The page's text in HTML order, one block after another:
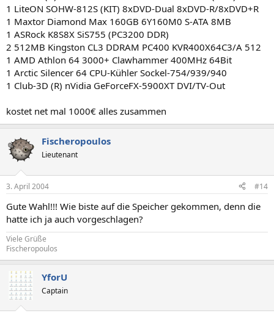
1 LiteON SOHW-812S (KIT) 8xDVD-Dual 8xDVD-R/8xDVD+R
1 Maxtor Diamond Max 160GB 6Y160M0 S-ATA 8MB
1 ASRock K8S8X SiS755 (PC3200 DDR)
2 512MB Kingston CL3 DDRAM PC400 KVR400X64C3/A 512
1 AMD Athlon 64 3000+ Clawhammer 400MHz 64Bit
1 Arctic Silencer 64 CPU-Kühler Sockel-754/939/940
1 Club-3D (R) nVidia GeForceFX-5900XT DVI/TV-Out
kostet net mal 1000€ alles zusammen
Fischeropoulos
Lieutenant
3. April 2004 #14
Gute Wahl!!! Wie biste auf die Speicher gekommen, denn die
hatte ich ja auch vorgeschlagen?
Viele Grüße
Fischeropoulos
YforU
Captain